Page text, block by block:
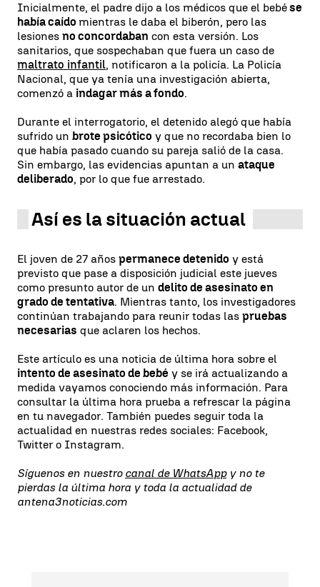
Inicialmente, el padre dijo a los médicos que el bebése
había caído mientras le daba el biberón, pero las
lesiones no concordaban con esta versión. Los
sanitarios, que sospechaban que fuera un caso de
maltrato infantil, notificaron a la policía. La Policía
Nacional, que ya tenía una investigación abierta,
comenzó a indagar más a fondo.
Durante el interrogatorio, el detenido alegó que había
sufrido un brote psicótico y que no recordaba bien lo
que había pasado cuando su pareja salió de la casa.
Sin embargo, las evidencias apuntan a un ataque
deliberado, por lo que fue arrestado.
Así es la situación actual
El joven de 27 años permanece detenido y está
previsto que pase a disposición judicial este jueves
como presunto autor de un delito de asesinato en
grado de tentativa. Mientras tanto, los investigadores
continúan trabajando para reunir todas las pruebas
necesarias que aclaren los hechos.
Este artículo es una noticia de última hora sobre el
intento de asesinato de bebé y se irá actualizando a
medida vayamos conociendo más información. Para
consultar la última hora prueba a refrescar la página
en tu navegador. También puedes seguir toda la
actualidad en nuestras redes sociales: Facebook,
Twitter o Instagram.
Síguenos en nuestro canal de WhatsAppy no te
pierdas la última hora y toda la actualidad de
antena3noticias.com